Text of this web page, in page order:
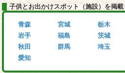
子供とお出かけスポット（施設）を掲
青森
岩手
秋田
愛知
宮城
福島
群馬
栃木
茨城
埼玉